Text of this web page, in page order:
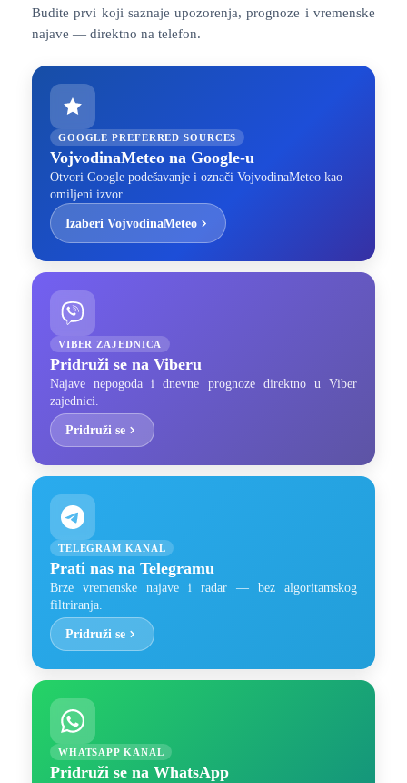
Budite prvi koji saznaje upozorenja, prognoze i vremenske
najave — direktno na telefon.
GOOGLE PREFERRED SOURCES
VojvodinaMeteo na Google-u
Otvori Google podešavanje i označi VojvodinaMeteo kao
omiljeni izvor.
Izaberi VojvodinaMeteo
VIBER ZAJEDNICA
Pridruži se na Viberu
Najave nepogoda i dnevne prognoze direktno u Viber
zajednici.
Pridruži se
TELEGRAM KANAL
Prati nas na Telegramu
Brze vremenske najave i radar — bez algoritamskog
filtriranja.
Pridruži se
WHATSAPP KANAL
Pridruži se na WhatsApp